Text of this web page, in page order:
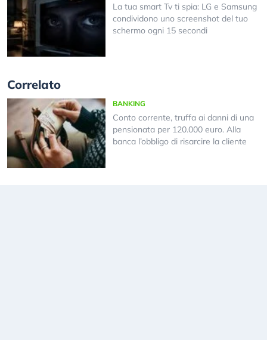
La tua smart Tv ti spia: LG e Samsung
condividono uno screenshot del tuo
schermo ogni 15 secondi
Correlato
BANKING
Conto corrente, truffa ai danni di una
pensionata per 120.000 euro. Alla
banca l’obbligo di risarcire la cliente